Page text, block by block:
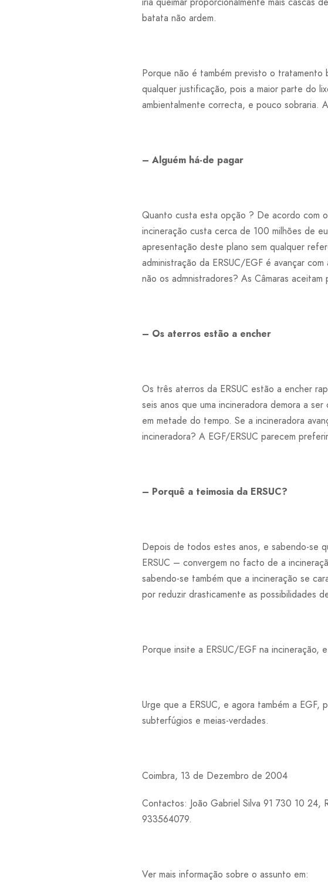
batata não ardem.
Porque não é também previsto o
qualquer justificação, pois a maior parte do
ambientalmente correcta, e pouco sobraria.
– Alguém há-de pagar
Quanto custa esta opção ? De acordo com
incineração custa cerca de 100 milhões de
apresentação deste plano sem qualquer
administração da ERSUC/EGF é avançar
não os admnistradores? As Câmaras
– Os aterros estão a encher
Os três aterros da ERSUC estão a encher
seis anos que uma incineradora demora a
em metade do tempo. Se a incineradora
incineradora? A EGF/ERSUC parecem
– Porquê a teimosia da ERSUC?
Depois de todos estes anos, e sabendo-se
ERSUC – convergem no facto de a
sabendo-se também que a incineração se
por reduzir drasticamente as possibilidades
Porque insite a ERSUC/EGF na
Urge que a ERSUC, e agora também a
subterfúgios e meias-verdades.
Coimbra, 13 de Dezembro de 2004
Contactos: João Gabriel Silva 91 730 10
933564079.
Ver mais informação sobre o assunto em: